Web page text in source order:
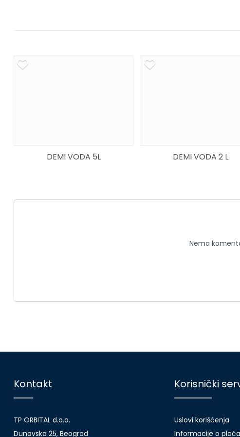
DEMI VODA 5L DEMI VODA 2 L
Nema
Kontakt
TP ORBITAL d.o.o.
Dunavska 25, Beograd
Korisnički
Uslovi korišćenja
Informacije o